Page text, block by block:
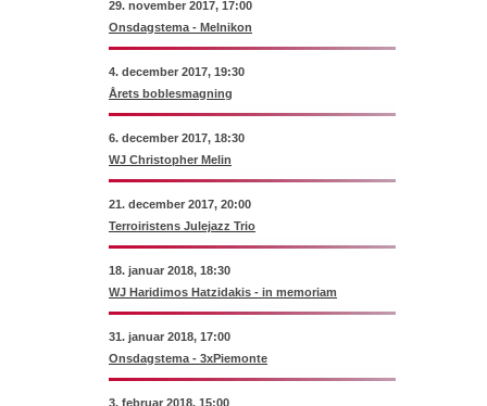
29. november 2017, 17:00
Onsdagstema - Melnikon
4. december 2017, 19:30
Årets boblesmagning
6. december 2017, 18:30
WJ Christopher Melin
21. december 2017, 20:00
Terroiristens Julejazz Trio
18. januar 2018, 18:30
WJ Haridimos Hatzidakis - in memoriam
31. januar 2018, 17:00
Onsdagstema - 3xPiemonte
3. februar 2018, 15:00